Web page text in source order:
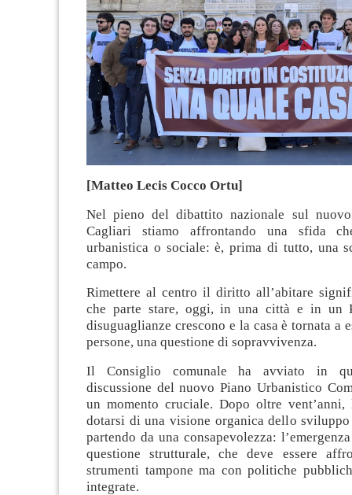
[Matteo Lecis Cocco Ortu]
Nel pieno del dibattito nazionale sul
Cagliari stiamo affrontando una sfida
urbanistica o sociale: è, prima di tutto, una
campo.
Rimettere al centro il diritto all’abitare
che parte stare, oggi, in una città e in un
disuguaglianze crescono e la casa è tornata a
persone, una questione di sopravvivenza.
Il Consiglio comunale ha avviato in
discussione del nuovo Piano Urbanistico
un momento cruciale. Dopo oltre
dotarsi di una visione organica dello
partendo da una consapevolezza:
questione strutturale, che deve essere
strumenti tampone ma con politiche
integrate.